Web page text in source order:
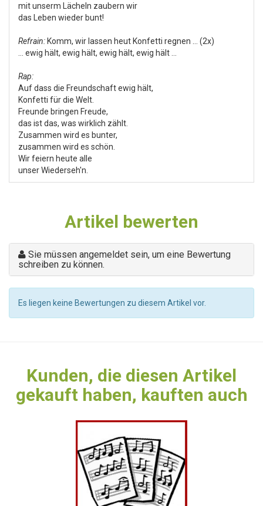
mit unserm Lächeln zaubern wir
das Leben wieder bunt!
Refrain: Komm, wir lassen heut Konfetti regnen … (2x)
… ewig hält, ewig hält, ewig hält, ewig hält ...
Rap:
Auf dass die Freundschaft ewig hält,
Konfetti für die Welt.
Freunde bringen Freude,
das ist das, was wirklich zählt.
Zusammen wird es bunter,
zusammen wird es schön.
Wir feiern heute alle
unser Wiederseh'n.
Artikel bewerten
Sie müssen angemeldet sein, um eine Bewertung
schreiben zu können.
Es liegen keine Bewertungen zu diesem Artikel vor.
Kunden, die diesen Artikel
gekauft haben, kauften auch